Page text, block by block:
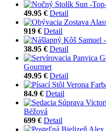
49.95 € Detail
919 € Detail
38.95 € Detail
Gourmet
49.95 € Detail
84.9 € Detail
Béžová
699 € Detail